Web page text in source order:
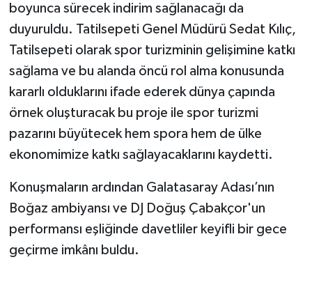
boyunca sürecek indirim sağlanacağı da
duyuruldu. Tatilsepeti Genel Müdürü Sedat Kılıç,
Tatilsepeti olarak spor turizminin gelişimine katkı
sağlama ve bu alanda öncü rol alma konusunda
kararlı olduklarını ifade ederek dünya çapında
örnek oluşturacak bu proje ile spor turizmi
pazarını büyütecek hem spora hem de ülke
ekonomimize katkı sağlayacaklarını kaydetti.
Konuşmaların ardından Galatasaray Adası’nın
Boğaz ambiyansı ve DJ Doğuş Çabakçor'un
performansı eşliğinde davetliler keyifli bir gece
geçirme imkânı buldu.